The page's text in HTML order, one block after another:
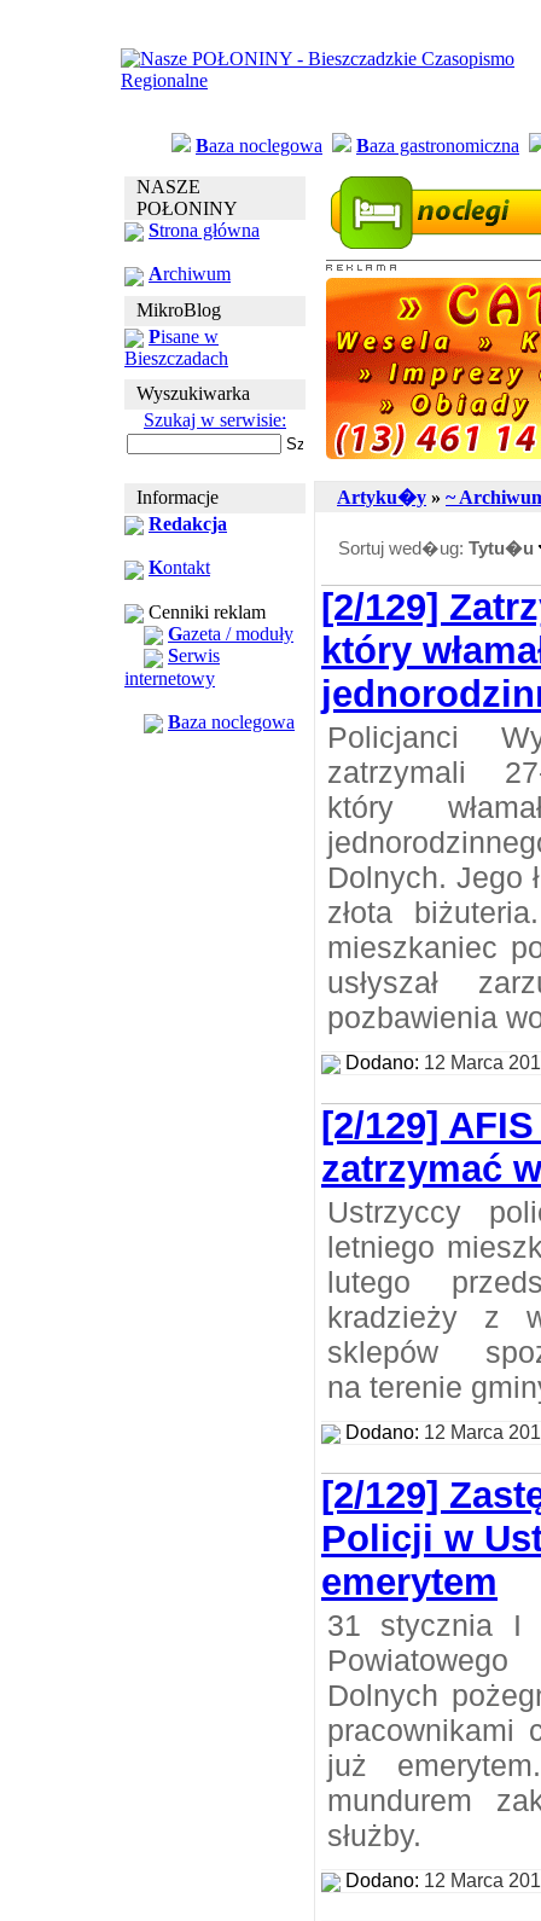
Baza noclegowa Baza gastronomiczna
NASZE
POŁONINY
Strona główna
Archiwum
MikroBlog
Pisane w
Bieszczadach
Wyszukiwarka
Szukaj w serwisie:
Informacje
Redakcja
Kontakt
Cenniki reklam
Gazeta / moduły
Serwis
internetowy
Baza noclegowa
Artyku�y » ~
Sortuj wed�ug: Tytu�u
[2/129]
który
Policjanci
zatrzymali
który
Dolnych. Jego
złota
mieszkaniec
usłyszał
pozbawienia
Dodano: 12 Marca
[2/129]
zatrzymać
Ustrzyccy
letniego
lutego
kradzieży z
sklepów
na terenie
Dodano: 12 Marca
[2/129]
Policji w
emerytem
31 stycznia I
Dolnych
pracownikami
już
mundurem
służby.
Dodano: 12 Marca